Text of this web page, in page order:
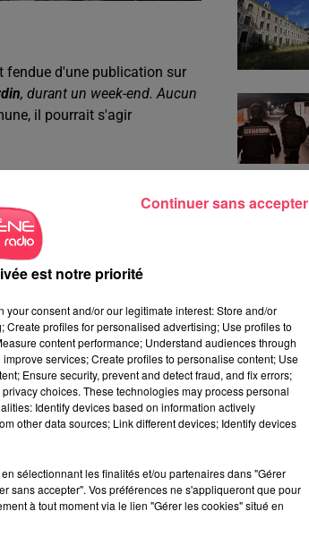
fendue d'une publication sur
, durant un week-end. Aucun
il pourrait s'agir
est notre priorité
consent and/or our legitimate interest: Store and/or
profiles for personalised advertising; Use profiles to
content performance; Understand audiences through
services; Create profiles to personalise content; Use
Ensure security, prevent and detect fraud, and fix errors;
choices. These technologies may process personal
Identify devices based on information actively
other data sources; Link different devices; Identify devices
sélectionnant les finalités et/ou partenaires dans "Gérer
sans accepter". Vos préférences ne s'appliqueront que pour
à tout moment via le lien "Gérer les cookies" situé en
Continuer sans accepter